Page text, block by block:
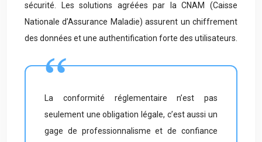
sécurité. Les solutions agréées par la CNAM (Caisse
Nationale d’Assurance Maladie) assurent un chiffrement
des données et une authentification forte des utilisateurs.
La conformité réglementaire n’est pas
seulement une obligation légale, c’est aussi un
gage de professionnalisme et de confiance